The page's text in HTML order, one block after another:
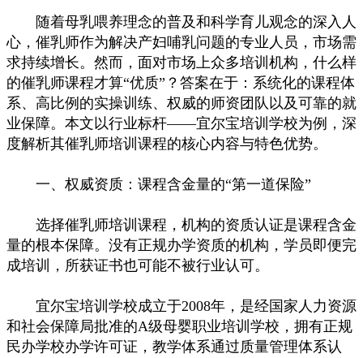
随着母乳喂养理念的普及和科学育儿观念的深入人
心，催乳师作为解决产妇哺乳问题的专业人员，市场需
求持续增长。然而，面对市场上众多培训机构，什么样
的催乳师课程才算“优质”？答案在于：系统化的课程体
系、高比例的实操训练、权威的师资团队以及可靠的就
业保障。本文以行业标杆——宜尔宝培训学校为例，深
度解析其催乳师培训课程的核心内容与特色优势。
一、权威资质：课程含金量的“第一道保险”
选择催乳师培训课程，机构的资质认证是课程含金
量的根本保障。没有正规办学资质的机构，学员即便完
成培训，所获证书也可能不被行业认可。
宜尔宝培训学校成立于2008年，是经国家人力资源
和社会保障局批准的A级母婴职业培训学校，拥有正规
民办学校办学许可证，教学体系通过质量管理体系认